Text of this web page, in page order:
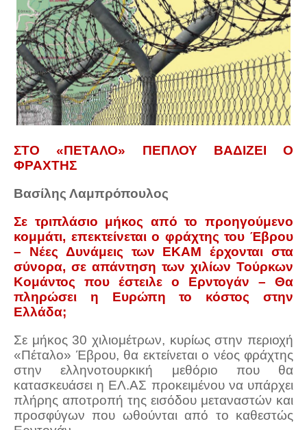
ΣΤΟ «ΠΕΤΑΛΟ» ΠΕΠΛΟΥ ΒΑΔΙΖΕΙ Ο
ΦΡΑΧΤΗΣ
Βασίλης Λαμπρόπουλος
Σε τριπλάσιο μήκος από το προηγούμενο
κομμάτι, επεκτείνεται ο φράχτης του Έβρου
– Νέες Δυνάμεις των ΕΚΑΜ έρχονται στα
σύνορα, σε απάντηση των χιλίων Τούρκων
Κομάντος που έστειλε ο Ερντογάν – Θα
πληρώσει η Ευρώπη το κόστος στην
Ελλάδα;
Σε μήκος 30 χιλιομέτρων, κυρίως στην περιοχή
«Πέταλο» Έβρου, θα εκτείνεται ο νέος φράχτης
στην ελληνοτουρκική μεθόριο που θα
κατασκευάσει η ΕΛ.ΑΣ προκειμένου να υπάρχει
πλήρης αποτροπή της εισόδου μεταναστών και
προσφύγων που ωθούνται από το καθεστώς